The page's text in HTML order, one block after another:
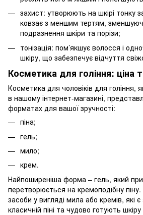
захист: утворюють на шкірі тонку
ковзає з меншим тертям,
подразнення шкіри та порізи;
тонізація: пом’якшує волосся і
шкіру, що забезпечує відчуття
Косметика для гоління: ціна
Косметика для чоловіків для гоління,
в нашому інтернет-магазині,
форматах для вашої зручності:
піна;
гель;
мило;
крем.
Найпоширеніша форма – гель, який при
перетворюється на кремоподібну
засоби у вигляді мила або кремів, які
класичній піні та чудово готують